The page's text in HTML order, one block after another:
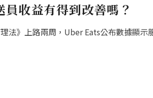
收益有得到改善嗎？
法》上路兩周，Uber Eats公布數據顯